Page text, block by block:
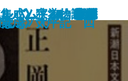
ルバム 35 坂口
成》狭衣物語
黄金宮殿
ペルシャの風
ルバム 32 野上
ルバム 36 檀一
ルバム 25 北原
集成》謡曲集 中
ルバム 31 小林
ルバム 21 正岡
ルバム 26 折口
集成》太平記 四
よきパリ
ルバム 24 与謝
ルバム 22 泉鏡
ルバム 23 永井
成》宇治拾遺物
ルバム 29 吉川